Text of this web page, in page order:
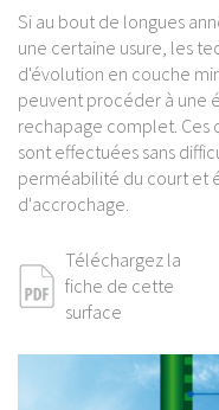
Si au bout de longues
une certaine usure, les
d'évolution en couche
peuvent procéder à une
rechapage complet. Ces
sont effectuées sans
perméabilité du court et
d'accrochage.
Téléchargez la
fiche de cette
surface